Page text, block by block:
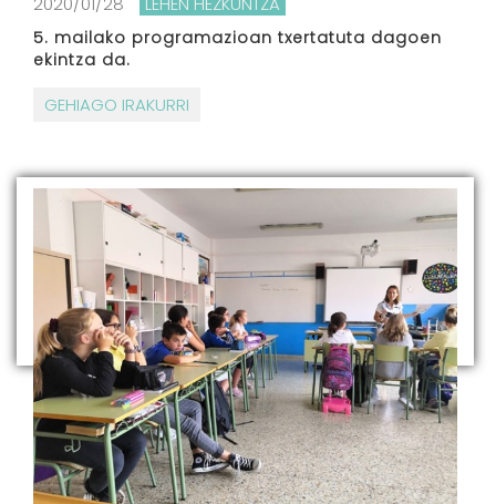
5. mailako programazioan txertatuta dagoen
ekintza da.
GEHIAGO IRAKURRI